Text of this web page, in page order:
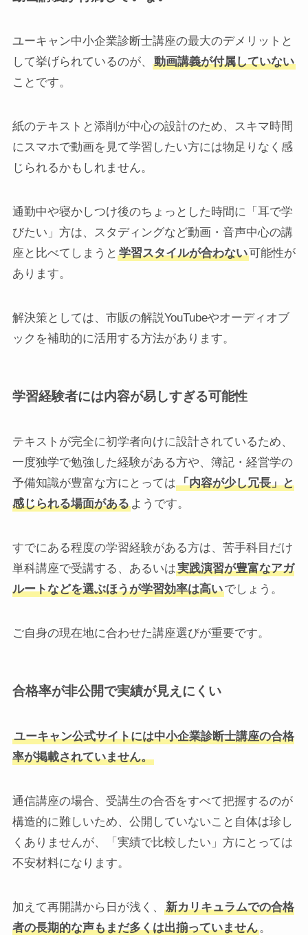
ユーキャン中小企業診断士講座の最大のデメリットと
して挙げられているのが、
動画講義が付属していない
ことです。
紙のテキストと添削が中心の設計のため、スキマ時間
にスマホで動画を見て学習したい方には物足りなく感
じられるかもしれません。
通勤中や寝かしつけ後のちょっとした時間に「耳で学
びたい」方は、スタディングなど動画・音声中心の講
座と比べてしまうと 学習スタイルが合わない可能性が
あります。
解決策としては、市販の解説YouTubeやオーディオブ
ックを補助的に活用する方法があります。
学習経験者には内容が易しすぎる可能性
テキストが完全に初学者向けに設計されているため、
一度独学で勉強した経験がある方や、簿記・経営学の
予備知識が豊富な方にとっては「内容が少し冗長」と
感じられる場面があるようです。
すでにある程度の学習経験がある方は、苦手科目だけ
単科講座で受講する、あるいは実践演習が豊富なアガ
ルートなどを選ぶほうが学習効率は高いでしょう。
ご自身の現在地に合わせた講座選びが重要です。
合格率が非公開で実績が見えにくい
ユーキャン公式サイトには中小企業診断士講座の合格
率が掲載されていません。
通信講座の場合、受講生の合否をすべて把握するのが
構造的に難しいため、公開していないこと自体は珍し
くありませんが、「実績で比較したい」方にとっては
不安材料になります。
加えて再開講から日が浅く、
新カリキュラムでの合格
者の長期的な声もまだ多くは出揃っていません。